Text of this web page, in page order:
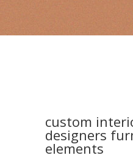
custom
designers
elements